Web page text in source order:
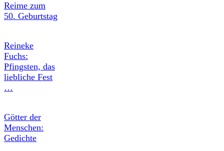
Reime zum
50. Geburtstag
Reineke
Fuchs:
Pfingsten, das
liebliche Fest
…
Götter der
Menschen:
Gedichte